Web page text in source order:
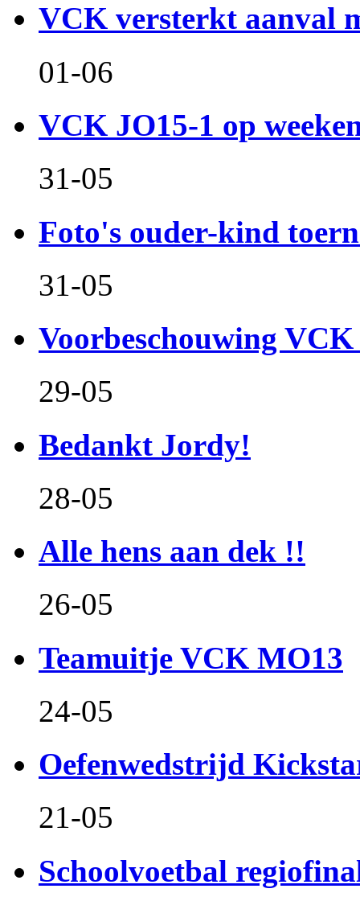
VCK versterkt aanval
01-06
VCK JO15-1 op
31-05
Foto's ouder-kind
31-05
Voorbeschouwing VCK
29-05
Bedankt Jordy!
28-05
Alle hens aan dek !!
26-05
Teamuitje VCK MO13
24-05
Oefenwedstrijd
21-05
Schoolvoetbal